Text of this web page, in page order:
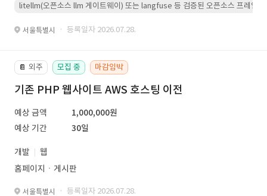
litellm(오픈소스 llm 게이트웨이) 또는 langfuse 등 검증된 오픈소스 프레임워
서울특별시 · 등록일자 2026.07.28.
📔 외주 모집 중 마감임박
기존 PHP 웹사이트 AWS 호스팅 이전
예상 금액
1,000,000원
예상 기간
30일
개발
웹
홈페이지ㆍ게시판
서울특별시 · 등록일자 2026.07.28.